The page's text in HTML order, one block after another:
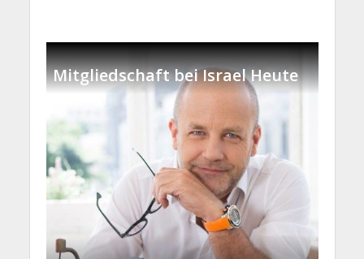
Mitgliedschaft bei Israel Heute